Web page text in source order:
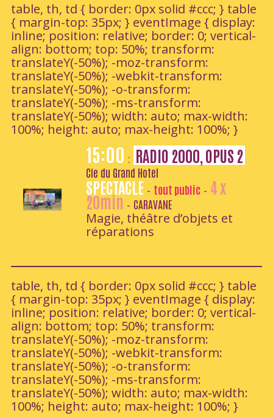
table, th, td { border: 0px solid #ccc; } table
{ margin-top: 35px; } eventImage { display:
inline; position: relative; border: 0; vertical-
align: bottom; top: 50%; transform:
translateY(-50%); -moz-transform:
translateY(-50%); -webkit-transform:
translateY(-50%); -o-transform:
translateY(-50%); -ms-transform:
translateY(-50%); width: auto; max-width:
100%; height: auto; max-height: 100%; }
15:00 : RADIO 2000, OPUS 2
Cie du Grand Hotel
SPECTACLE - tout public- 4 x
20min - CARAVANE
Magie, théâtre d’objets et
réparations
table, th, td { border: 0px solid #ccc; } table
{ margin-top: 35px; } eventImage { display:
inline; position: relative; border: 0; vertical-
align: bottom; top: 50%; transform:
translateY(-50%); -moz-transform:
translateY(-50%); -webkit-transform:
translateY(-50%); -o-transform:
translateY(-50%); -ms-transform:
translateY(-50%); width: auto; max-width:
100%; height: auto; max-height: 100%; }